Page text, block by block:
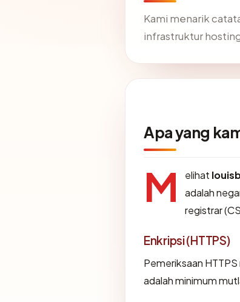
Kami menarik
infrastruktur
Apa yang
M elihat
adalah
registrar
Enkripsi (HTTPS)
Pemeriksaan
adalah minimum